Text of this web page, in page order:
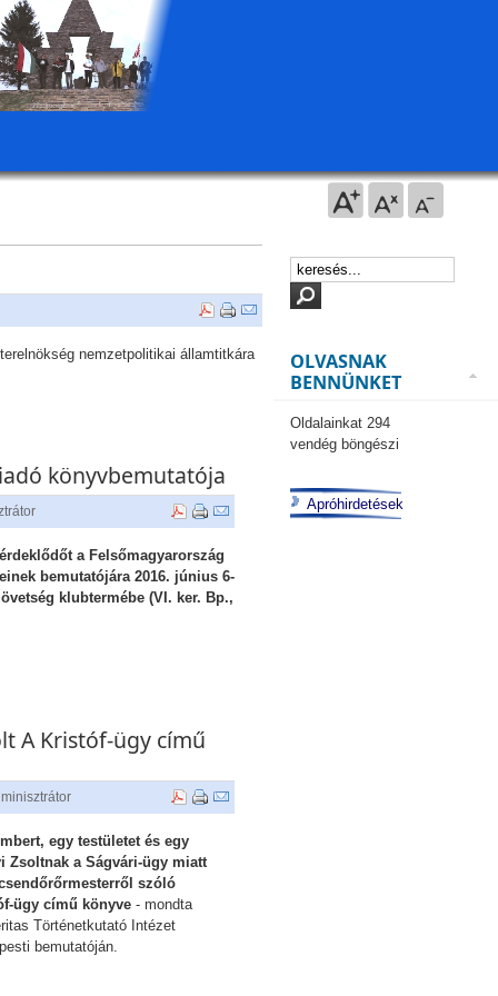
nemzetpolitikai államtitkára
könyvbemutatója
a Felsőmagyarország
bemutatójára 2016. június 6-
klubtermébe (VI. ker. Bp.,
A Kristóf-ügy című
egy testületet és egy
Zsoltnak a Ságvári-ügy miatt
szóló
ügy című könyve - mondta
Történetkutató Intézet
bemutatóján.
OLVASNAK
BENNÜNKET
Oldalainkat 294
vendég böngészi
Apróhirdetések